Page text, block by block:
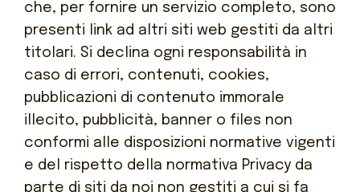
che, per fornire un servizio completo, sono
presenti link ad altri siti web gestiti da altri
titolari. Si declina ogni responsabilità in
caso di errori, contenuti, cookies,
pubblicazioni di contenuto immorale
illecito, pubblicità, banner o files non
conformi alle disposizioni normative vigenti
e del rispetto della normativa Privacy da
parte di siti da noi non gestiti a cui si fa